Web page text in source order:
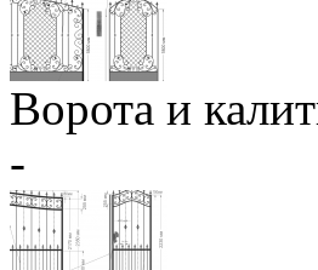
Ворота и
-